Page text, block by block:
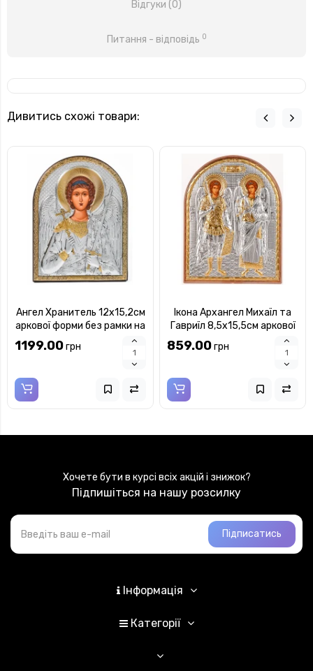
Відгуки (0)
Питання - відповідь 0
Дивитись схожі товари:
Ангел Хранитель 12х15,2см
аркової форми без рамки на
1199.00грн
Ікона Архангел Михаїл та
Гавриїл 8,5х15,5см аркової
форми на пластиковому
кіоті
859.00грн
Хочете бути в курсі всіх акцій і знижок?
Підпишіться на нашу розсилку
Підписатись
Інформація
Категорії